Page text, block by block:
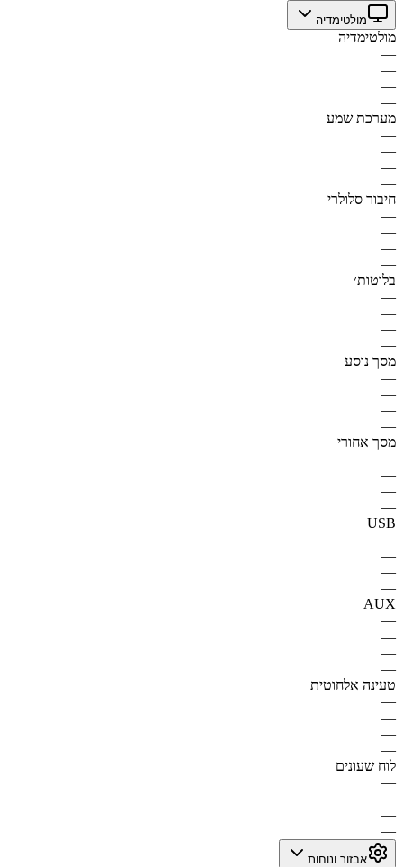
מולטימדיה
מולטימדיה
—
—
—
—
מערכת שמע
—
—
—
—
חיבור סלולרי
—
—
—
—
בלוטות׳
—
—
—
—
מסך נוסע
—
—
—
—
מסך אחורי
—
—
—
—
USB
—
—
—
—
AUX
—
—
—
—
טעינה אלחוטית
—
—
—
—
לוח שעונים
—
—
—
—
אבזור ונוחות